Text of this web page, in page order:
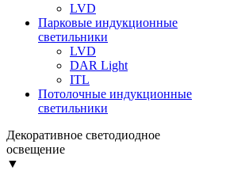
LVD
Парковые индукционные
светильники
LVD
DAR Light
ITL
Потолочные индукционные
светильники
Декоративное светодиодное
освещение
▼